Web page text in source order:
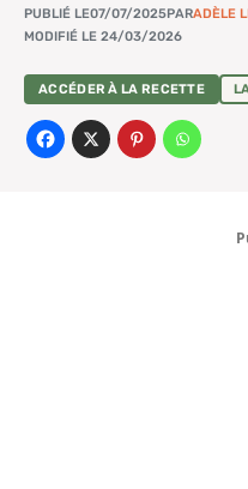
PUBLIÉ LE07/07/2025PARADÈLE
MODIFIÉ LE 24/03/2026
ACCÉDER À LA RECETTE